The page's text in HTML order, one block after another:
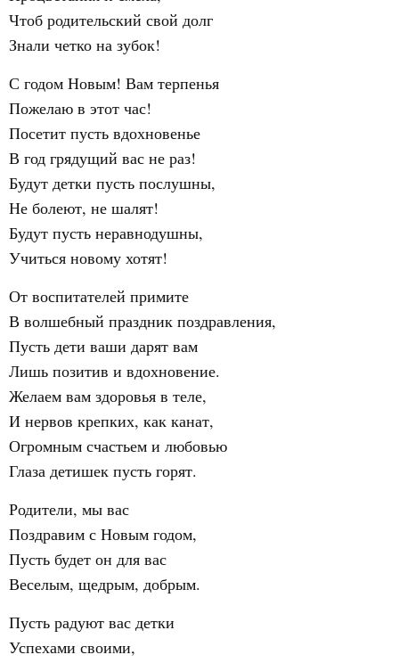
Чтоб родительский свой долг
Знали четко на зубок!
С годом Новым! Вам терпенья
Пожелаю в этот час!
Посетит пусть вдохновенье
В год грядущий вас не раз!
Будут детки пусть послушны,
Не болеют, не шалят!
Будут пусть неравнодушны,
Учиться новому хотят!
От воспитателей примите
В волшебный праздник поздравления,
Пусть дети ваши дарят вам
Лишь позитив и вдохновение.
Желаем вам здоровья в теле,
И нервов крепких, как канат,
Огромным счастьем и любовью
Глаза детишек пусть горят.
Родители, мы вас
Поздравим с Новым годом,
Пусть будет он для вас
Веселым, щедрым, добрым.
Пусть радуют вас детки
Успехами своими,